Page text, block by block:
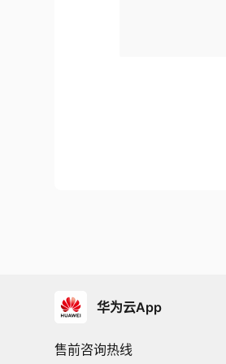
华为云App
售前咨询热线